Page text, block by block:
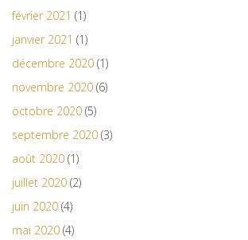
février 2021 (1)
janvier 2021 (1)
décembre 2020 (1)
novembre 2020 (6)
octobre 2020 (5)
septembre 2020 (3)
août 2020 (1)
juillet 2020 (2)
juin 2020 (4)
mai 2020 (4)